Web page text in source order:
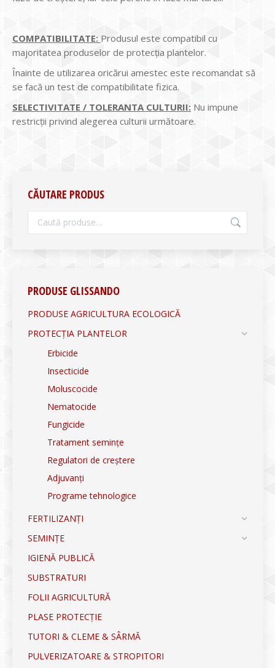
COMPATIBILITATE: Produsul este compatibil cu
majoritatea produselor de protecția plantelor.
Înainte de utilizarea oricărui amestec este recomandat să
se facă un test de compatibilitate fizica.
SELECTIVITATE / TOLERANTA CULTURII: Nu impune
restricții privind alegerea culturii următoare.
CĂUTARE PRODUS
PRODUSE GLISSANDO
PRODUSE AGRICULTURA ECOLOGICĂ
PROTECȚIA PLANTELOR
Erbicide
Insecticide
Moluscocide
Nematocide
Fungicide
Tratament semințe
Regulatori de creștere
Adjuvanți
Programe tehnologice
FERTILIZANȚI
SEMINȚE
IGIENĂ PUBLICĂ
SUBSTRATURI
FOLII AGRICULTURĂ
PLASE PROTECȚIE
TUTORI & CLEME & SÂRMĂ
PULVERIZATOARE & STROPITORI